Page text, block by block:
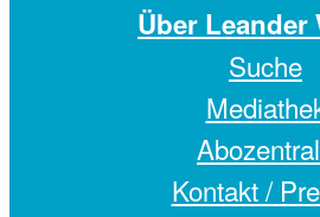
Über Leander
Suche
Kontakt /